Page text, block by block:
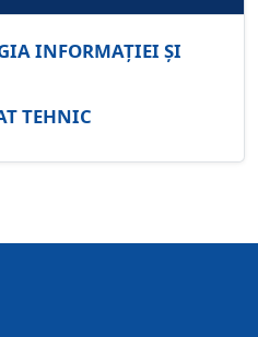
INFORMAȚIEI ȘI
TEHNIC